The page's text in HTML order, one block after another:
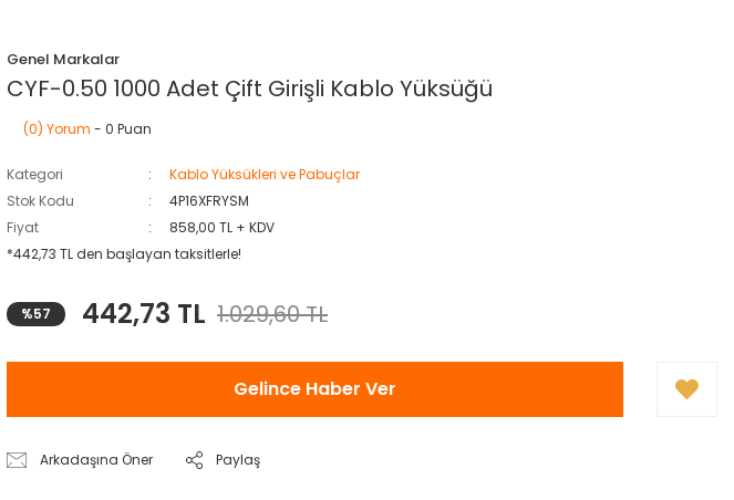
Genel Markalar
CYF-0.50 1000 Adet Çift Girişli Kablo Yüksüğü
(0) Yorum - 0 Puan
Kategori
Kablo Yüksükleri ve Pabuçlar
Stok Kodu
4P16XFRYSM
Fiyat
858,00 TL + KDV
*442,73 TL den başlayan taksitlerle!
%57 442,73 TL 1.029,60 TL
Gelince Haber Ver
Arkadaşına Öner Paylaş